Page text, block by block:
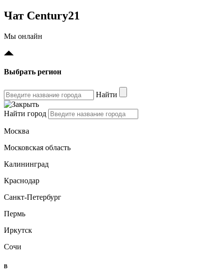
Чат Century21
Мы онлайн
Выбрать регион
Найти
Найти город
Москва
Московская область
Калининград
Краснодар
Санкт-Петербург
Пермь
Иркутск
Сочи
B